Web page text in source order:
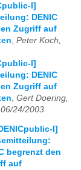
l]
DENIC
Zugriff auf
Peter Koch,
l]
DENIC
Zugriff auf
Gert Doering,
24/2003
l]
begrenzt den
auf